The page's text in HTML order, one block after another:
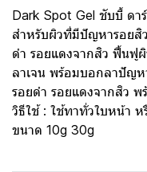
Dark Spot Gel ชับบี้ ด
สำหรับผิวที่มีปัญหารอยสิ
ดำ รอยแดงจากสิว ฟื้นฟู
ลาเจน พร้อมบอกลาปัญ
รอยดำ รอยแดงจากสิว
วิธีใช้ : ใช้ทาทั่วใบหน้า ห
ขนาด 10g 30g